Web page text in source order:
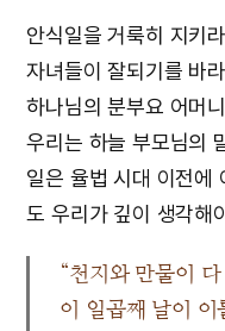
안식일을 거룩히 지키
자녀들이 잘되기를 바
하나님의 분부요 어머
우리는 하늘 부모님의
일은 율법 시대 이전에
도 우리가 깊이 생각해
“천지와 만물이
이 일곱째 날이 이